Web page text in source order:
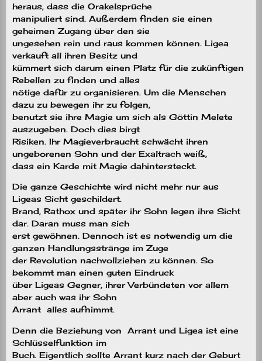
heraus, dass die Orakelsprüche
manipuliert sind. Außerdem finden sie einen
geheimen Zugang über den sie
ungesehen rein und raus kommen können. Ligea
verkauft all ihren Besitz und
kümmert sich darum einen Platz für die zukünftigen
Rebellen zu finden und alles
nötige dafür zu organisieren. Um die Menschen
dazu zu bewegen ihr zu folgen,
benutzt sie ihre Magie um sich als Göttin Melete
auszugeben. Doch dies birgt
Risiken. Ihr Magieverbraucht schwächt ihren
ungeborenen Sohn und der Exaltrach weiß,
dass ein Karde mit Magie dahintersteckt.
Die ganze Geschichte wird nicht mehr nur aus
Ligeas Sicht geschildert.
Brand, Rathox und später ihr Sohn legen ihre Sicht
dar. Daran muss man sich
erst gewöhnen. Dennoch ist es notwendig um die
ganzen Handlungsstränge im Zuge
der Revolution nachvollziehen zu können. So
bekommt man einen guten Eindruck
über Ligeas Gegner, ihrer Verbündeten vor allem
aber auch was ihr Sohn
Arrant alles aufnimmt.
Denn die Beziehung von Arrant und Ligea ist eine
Schlüsselfunktion im
Buch. Eigentlich sollte Arrant kurz nach der Geburt